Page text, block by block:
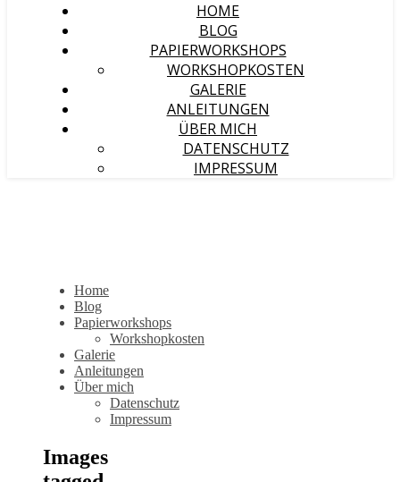
HOME
BLOG
PAPIERWORKSHOPS
WORKSHOPKOSTEN
GALERIE
ANLEITUNGEN
ÜBER MICH
DATENSCHUTZ
IMPRESSUM
Home
Blog
Papierworkshops
Workshopkosten
Galerie
Anleitungen
Über mich
Datenschutz
Impressum
Images